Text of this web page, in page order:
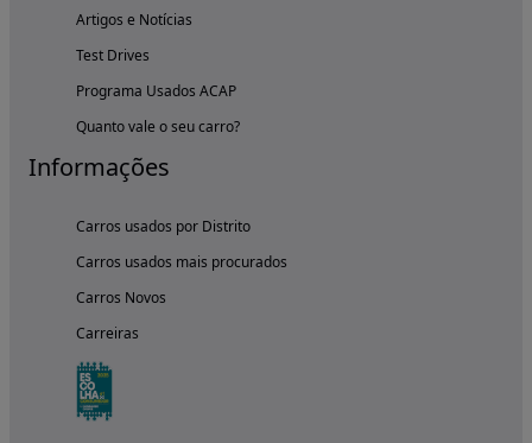
Artigos e Notícias
Test Drives
Programa Usados ACAP
Quanto vale o seu carro?
Informações
Carros usados por Distrito
Carros usados mais procurados
Carros Novos
Carreiras